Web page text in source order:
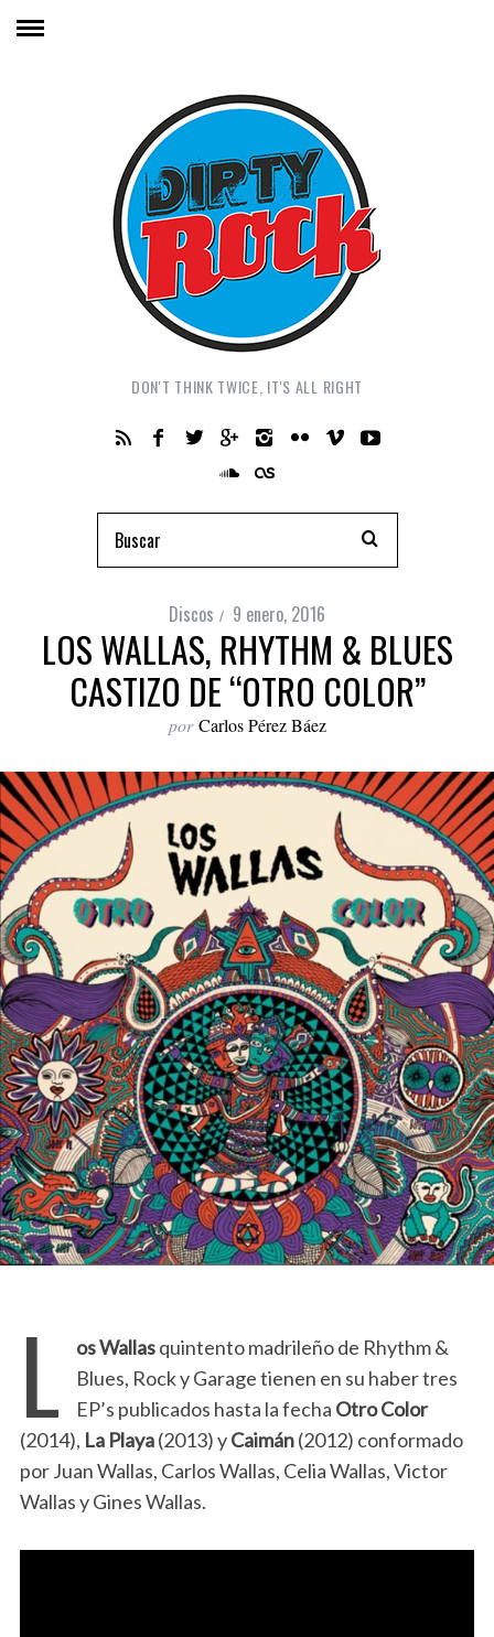
DON'T THINK TWICE, IT'S ALL RIGHT
Discos 9 enero, 2016
LOS WALLAS, RHYTHM & BLUES
CASTIZO DE “OTRO COLOR”
por Carlos Pérez Báez
L os Wallasquintento madrileño de Rhythm &
Blues, Rock y Garage tienen en su haber tres
EP’s publicados hasta la fecha Otro Color
(2014), La Playa(2013) yCaimán(2012) conformado
por Juan Wallas, Carlos Wallas, Celia Wallas, Victor
Wallas y Gines Wallas.